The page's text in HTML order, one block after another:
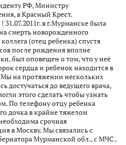
РФ, Министру
в Красный Крест.
31.07.2011г. в г.Мурманске была
смерть новорожденного
(отец ребенка) спустя
после рождения вполне
был оповещен о том, что у неё
сердца и ребенок находится в
на протяжении нескольких
достучаться до ведущего врача,
этого сделать чтобы узнать
По телефону отцу ребенка
дочка в крайне тяжелом
срочная
в Москву. Мы связались с
Мурманской обл., с МЧС ,